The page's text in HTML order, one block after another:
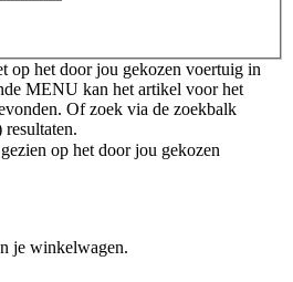
op het door jou gekozen voertuig in
MENU kan het artikel voor het
Of zoek via de zoekbalk
resultaten.
op het door jou gekozen
je winkelwagen.